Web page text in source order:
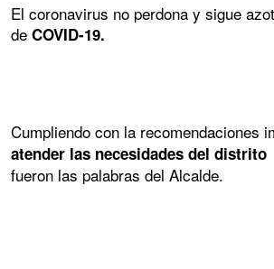
El coronavirus no perdona y sigue
de COVID-19.
Cumpliendo con la
atender las necesidades del
fueron las palabras del Alcalde.